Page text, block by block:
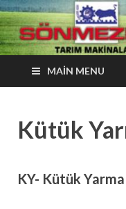
Güveniniz
MAIN MENU
Kütük
KY- Kütük